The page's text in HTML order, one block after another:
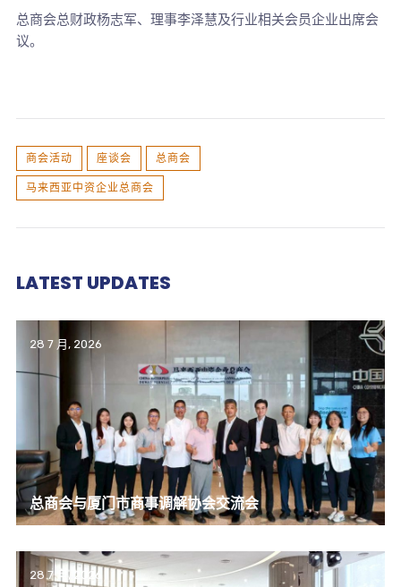
总商会总财政杨志军、理事李泽慧及行业相关会员企业出席会
议。
商会活动 座谈会 总商会
马来西亚中资企业总商会
LATEST UPDATES
28 7 月, 2026
总商会与厦门市商事调解协会交流会
28 7 月, 2026